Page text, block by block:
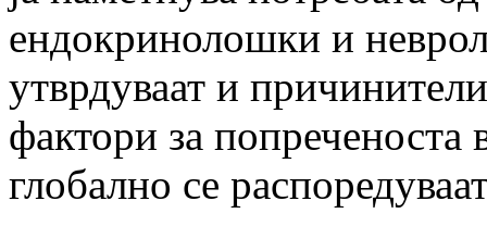
ендокринолошки и
утврдуваат и
фактори за попреченоста
глобално се